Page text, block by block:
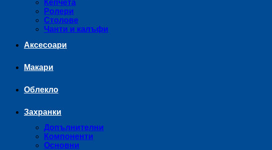
Кепчета
Ролери
Столове
Чанти и калъфи
Аксесоари
Макари
Облекло
Захранки
Допълнителни
Компоненти
Основни